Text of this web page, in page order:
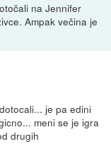
na Jennifer
Ampak večina je
je pa edini
meni se je igra
drugih